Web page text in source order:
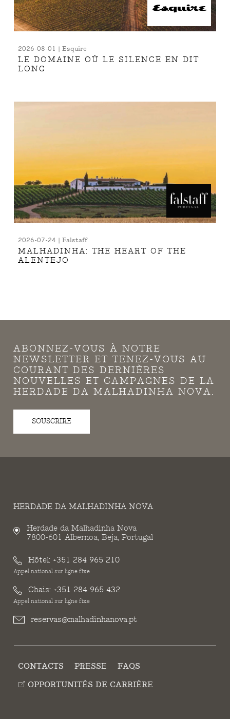
2026-08-01 | Esquire
LE DOMAINE OÙ LE SILENCE EN DIT
LONG
2026-07-24 | Falstaff
MALHADINHA: THE HEART OF THE
ALENTEJO
ABONNEZ-VOUS À NOTRE
NEWSLETTER ET TENEZ-VOUS AU
COURANT DES DERNIÈRES
NOUVELLES ET CAMPAGNES DE LA
HERDADE DA MALHADINHA NOVA.
SOUSCRIRE
HERDADE DA MALHADINHA NOVA
Herdade da Malhadinha Nova
7800-601 Albernoa, Beja, Portugal
Hôtel: +351 284 965 210
Appel national sur ligne fixe
Chais: +351 284 965 432
Appel national sur ligne fixe
reservas@malhadinhanova.pt
CONTACTS PRESSE
FAQS
OPPORTUNITÉS DE CARRIÈRE